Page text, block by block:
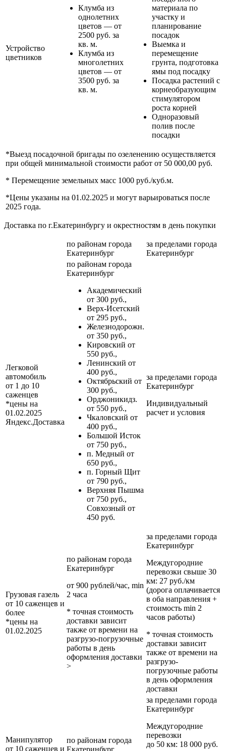
Устройство
цветников
Клумба из
однолетних
цветов — от
2500 руб. за
кв. м.
Клумба из
многолетних
цветов — от
3500 руб. за
кв. м.
материала по
участку и
планирование
посадок
Выемка и
перемещение
грунта, подготовка
ямы под посадку
Посадка растений с
корнеобразующим
стимулятором
роста корней
Одноразовый
полив после
посадки
*Выезд посадочной бригады по озеленению осуществляется
при общей минимальной стоимости работ от 50 000,00 руб.
* Перемещение земельных масс 1000 руб./куб.м.
*Цены указаны на 01.02.2025 и могут варьироваться после
2025 года.
Доставка по г.Екатеринбургу и окрестностям в день покупки
по районам города
Екатеринбург
за пределами города
Екатеринбург
Легковой
автомобиль
от 1 до 10
саженцев
*цены на
01.02.2025
Яндекс.Доставка
по районам города
Екатеринбург
Академический
от 300 руб.,
Верх-Исетский
от 295 руб.,
Железнодорожн.
от 350 руб.,
Кировский от
550 руб.,
Ленинский от
400 руб.,
Октябрьский от
300 руб.,
Орджоникидз.
от 550 руб.,
Чкаловский от
400 руб.,
Большой Исток
от 750 руб.,
п. Медный от
650 руб.,
п. Горный Щит
от 790 руб.,
Верхняя Пышма
от 750 руб.,
Совхозный от
450 руб.
за пределами города
Екатеринбург
Индивидуальный
расчет и условия
Грузовая газель
от 10 саженцев и
более
*цены на
01.02.2025
по районам города
Екатеринбург
от 900 рублей/час, min
2 часа
* точная стоимость
доставки зависит
также от времени на
разгрузо-погрузочные
работы в день
оформления доставки
>
за пределами города
Екатеринбург
Междугородние
перевозки свыше 30
км: 27 руб./км
(дорога оплачивается
в оба направления +
стоимость min 2
часов работы)
* точная стоимость
доставки зависит
также от времени на
разгрузо-
погрузочные работы
в день оформления
доставки
Манипулятор
от 10 саженцев и
по районам города
Екатеринбург
за пределами города
Екатеринбург
Междугородние
перевозки
до 50 км: 18 000 руб.